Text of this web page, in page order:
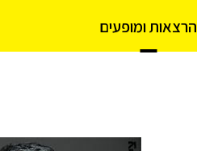
הרצאות ומופעים